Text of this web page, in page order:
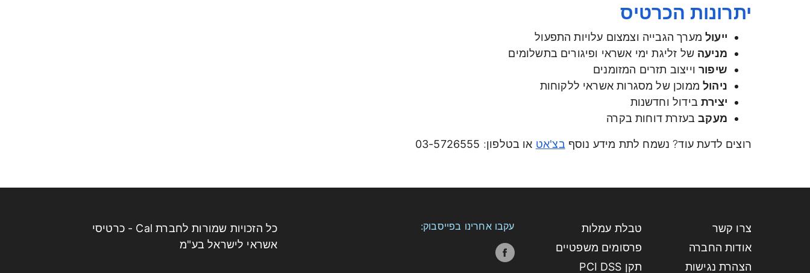
יתרונות הכרטיס
ייעולמערך הגבייה וצמצום עלויות התפעול
מניעה של זליגת ימי אשראי ופיגורים בתשלומים
שיפורוייצוב תזרים המזומנים
ניהולממוכן של מסגרות אשראי ללקוחות
יצירתבידול וחדשנות
מעקבבעזרת דוחות בקרה
רוצים לדעת עוד? נשמח לתת מידע נוסף בצ'אט או בטלפון: 03-5726555
צרו קשר
טבלת עמלות
אודות החברה
פרסומים משפטיים
הצהרת נגישות
תקן PCI DSS
עקבו אחרינו בפייסבוק:
כל הזכויות שמורות לחברת Cal - כרטיסי
אשראי לישראל בע"מ